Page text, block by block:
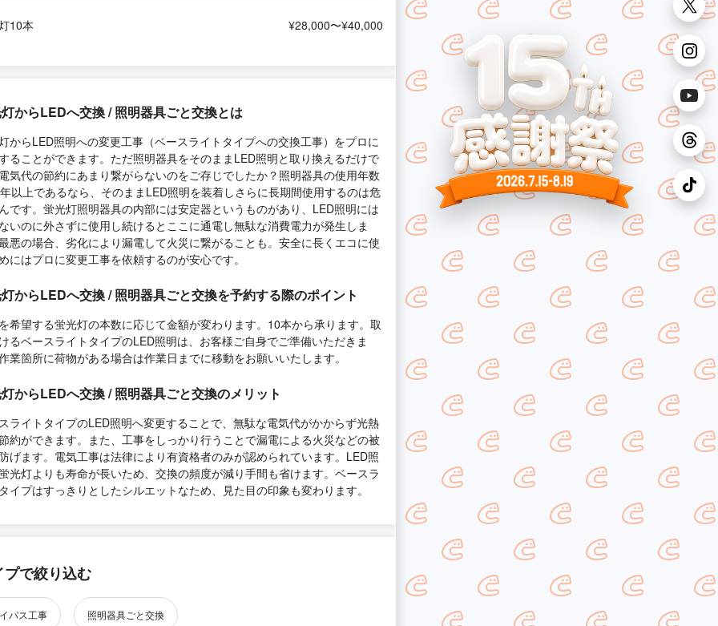
10本 ¥28,000〜¥40,000
からLEDへ交換 / 照明器具ごと交換とは
からLED照明への変更工事（ベースライトタイプへの交換工事）をプロに
ることができます。ただ照明器具をそのままLED照明と取り換えるだけで
気代の節約にあまり繋がらないのをご存じでしたか？照明器具の使用年数
以上であるなら、そのままLED照明を装着しさらに長期間使用するのは危
です。蛍光灯照明器具の内部には安定器というものがあり、LED照明には
いのに外さずに使用し続けるとここに通電し無駄な消費電力が発生しま
悪の場合、劣化により漏電して火災に繋がることも。安全に長くエコに使
にはプロに変更工事を依頼するのが安心です。
からLEDへ交換 / 照明器具ごと交換を予約する際のポイント
希望する蛍光灯の本数に応じて金額が変わります。10本から承ります。取
るベースライトタイプのLED照明は、お客様ご自身でご準備いただきま
業箇所に荷物がある場合は作業日までに移動をお願いいたします。
からLEDへ交換 / 照明器具ごと交換のメリット
ライトタイプのLED照明へ変更することで、無駄な電気代がかからず光熱
約ができます。また、工事をしっかり行うことで漏電による火災などの被
げます。電気工事は法律により有資格者のみが認められています。LED照
光灯よりも寿命が長いため、交換の頻度が減り手間も省けます。ベースラ
イプはすっきりとしたシルエットなため、見た目の印象も変わります。
プで絞り込む
パス工事 照明器具ごと交換